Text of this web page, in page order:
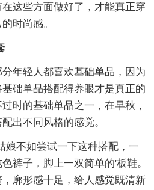
这些方面做好了，才能真正穿
时尚感。
年轻人都喜欢基础单品，因为
础单品搭配得养眼才是真正的
时的基础单品之一，在早秋，
出不同风格的感觉。
娘不如尝试一下这种搭配，一
裤子，脚上一双简单的'板鞋。
廓形感十足，给人感觉既清新